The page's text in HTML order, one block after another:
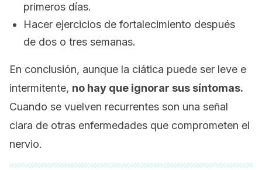
primeros días.
Hacer ejercicios de fortalecimiento después
de dos o tres semanas.
En conclusión, aunque la ciática puede ser leve e
intermitente, no hay que ignorar sus síntomas.
Cuando se vuelven recurrentes son una señal
clara de otras enfermedades que comprometen el
nervio.